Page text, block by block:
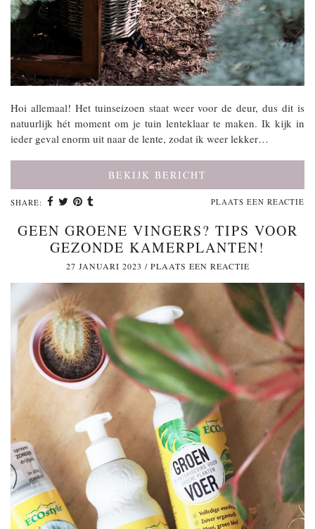
Hoi allemaal! Het tuinseizoen staat weer voor de deur, dus dit is
natuurlijk hét moment om je tuin lenteklaar te maken. Ik kijk in
ieder geval enorm uit naar de lente, zodat ik weer lekker…
BEKIJK BERICHT
SHARE: PLAATS EEN REACTIE
GEEN GROENE VINGERS? TIPS VOOR
GEZONDE KAMERPLANTEN!
27 JANUARI 2023 / PLAATS EEN REACTIE